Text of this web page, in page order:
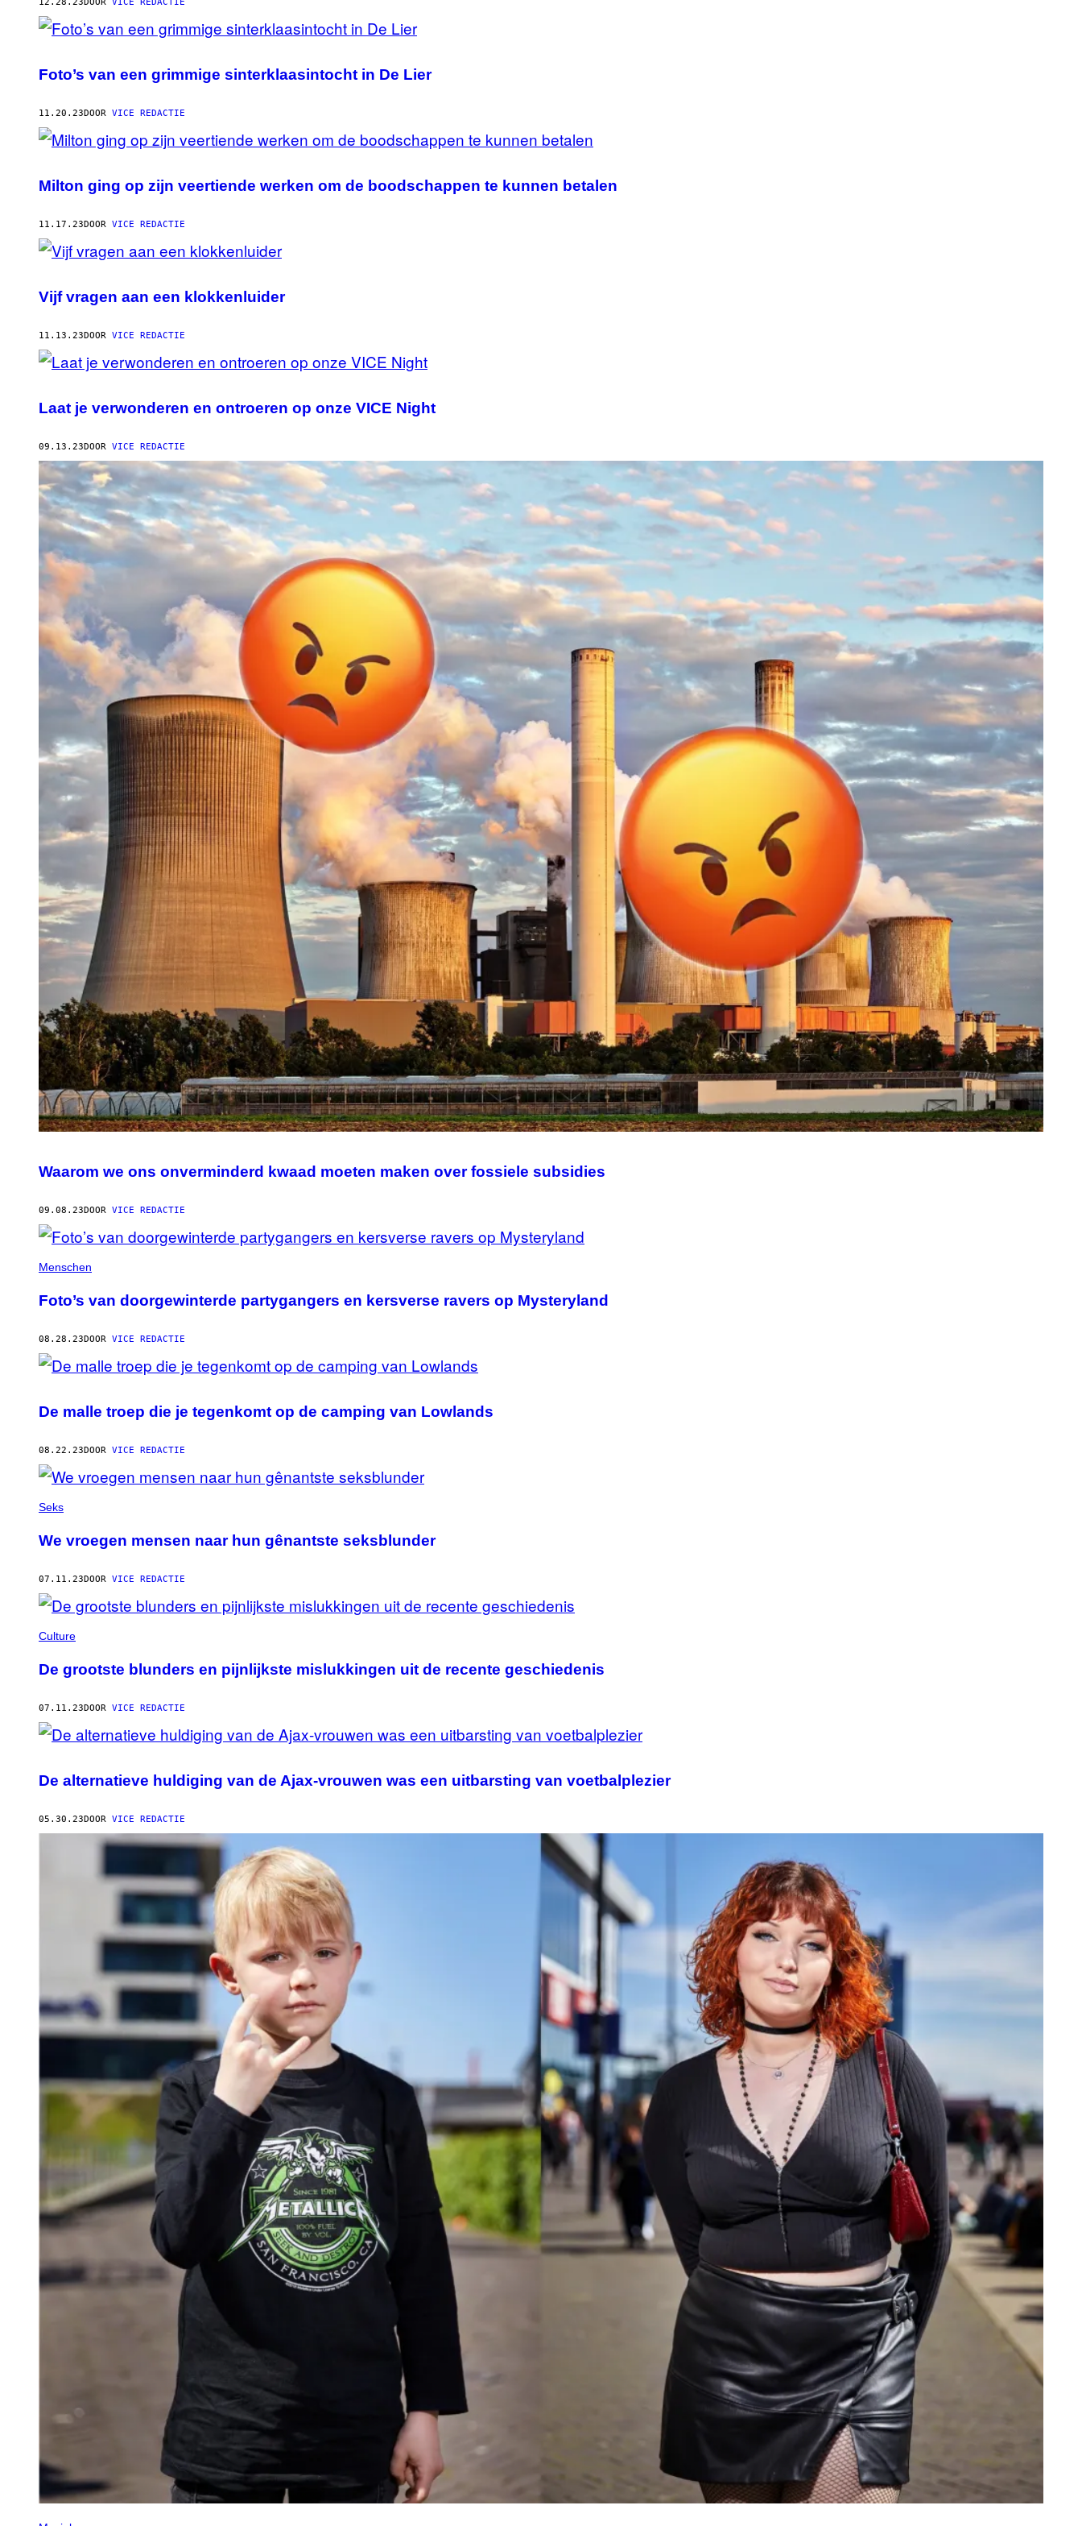
AUTHOR
12.28.23DOOR VICE REDACTIE
Foto’s van een grimmige sinterklaasintocht in De Lier
11.20.23DOOR VICE REDACTIE
Milton ging op zijn veertiende werken om de boodschappen te kunnen betalen
11.17.23DOOR VICE REDACTIE
Vijf vragen aan een klokkenluider
11.13.23DOOR VICE REDACTIE
Laat je verwonderen en ontroeren op onze VICE Night
09.13.23DOOR VICE REDACTIE
Waarom we ons onverminderd kwaad moeten maken over fossiele subsidies
09.08.23DOOR VICE REDACTIE
Menschen
Foto’s van doorgewinterde partygangers en kersverse ravers op Mysteryland
08.28.23DOOR VICE REDACTIE
De malle troep die je tegenkomt op de camping van Lowlands
08.22.23DOOR VICE REDACTIE
Seks
We vroegen mensen naar hun gênantste seksblunder
07.11.23DOOR VICE REDACTIE
Culture
De grootste blunders en pijnlijkste mislukkingen uit de recente geschiedenis
07.11.23DOOR VICE REDACTIE
De alternatieve huldiging van de Ajax-vrouwen was een uitbarsting van voetbalplezier
05.30.23DOOR VICE REDACTIE